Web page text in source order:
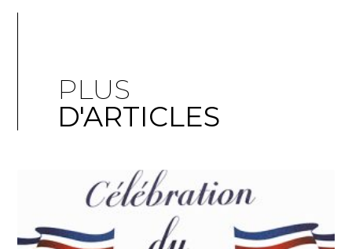
PLUS
D'ARTICLES